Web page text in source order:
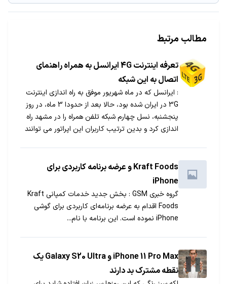
مطالب مرتبط
تعرفه اینترنت 4G ایرانسل به همراه راهنمای
اتصال به این شبکه
: ایرانسل که در ماه شهریور موفق به راه اندازی اینترنت
3G در ایران شده بود، حالا بعد از حدودا 3 ماه، در روز
پنجشنبه، نسل چهارم شبکه تلفن همراه را در مشهد راه
اندازی کرد و بدین ترتیب کاربران این اپراتور می توانند
استفاده از این شبکه و راه اتصال به 4G ایرانسل به چه
صورت است؟
Kraft Foods و عرضه برنامه کاربردی برای
iPhone
گروه خبری GSM : بخش جدید خدمات کمپانی Kraft
Foods اقدام به عرضه برنامه‌ای کاربردی برای گوشی
iPhone نموده است. این برنامه با نام...
iPhone 11 Pro Max و Galaxy S20 Ultra یک
نقطه مشترک بد دارند